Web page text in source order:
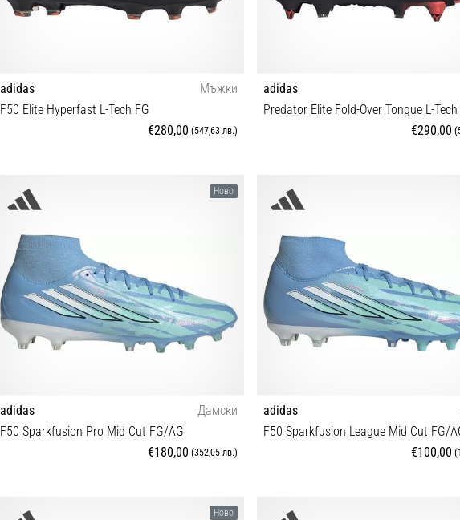
adidas
Мъжки
F50 Elite Hyperfast L-Tech FG
€280,00 (547,63 лв.)
37⅓ 38 38⅔ 39⅓ 40 40⅔ 41⅓ 42 42⅔ 43⅓ 44
adidas
Predator Elite Fold-Over Tongue L-Tech
€290,00
38 38⅔ 39⅓ 40 40⅔ 41⅓ 42 42⅔ 43⅓
Ново
adidas
Дамски
F50 Sparkfusion Pro Mid Cut FG/AG
€180,00 (352,05 лв.)
35½ 36 36⅔ 37⅓ 38 38⅔ 39⅓ 40 40⅔ 41⅓ 42 42⅔
adidas
F50 Sparkfusion League Mid Cut FG/
€100,00
36⅔ 37⅓ 38 38⅔ 39⅓ 40 40⅔ 41⅓
Ново